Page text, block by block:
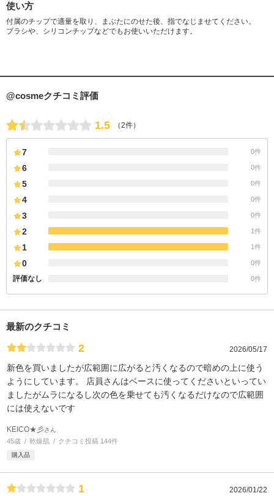
使い方
付属のチップで適量を取り、まぶたにのせた後、指でなじませてください。
ブラシや、シリコンチップなどでもお使いいただけます。
@cosmeクチコミ評価
1.5 （2件）
7 0件
6 0件
5 0件
4 0件
3 0件
2 1件
1 1件
0 0件
評価なし 0件
最新のクチコミ
2 2026/05/17
新色を買いましたが広範囲に広がると汚くなるので暗めの上に使う
ようにしています。 店員さんはベースに使ってくださいといってい
ましたがムラになるし次の色を乗せても汚くなるだけなので広範囲
には使えないです
KEICO★彡さん
45歳 乾燥肌 クチコミ投稿 144件
購入品
1 2026/01/22